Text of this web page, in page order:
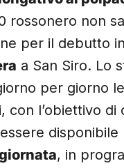
rossonero non
per il debutto
a San Siro. Lo
per giorno
con l’obiettivo di
disponibile
, in